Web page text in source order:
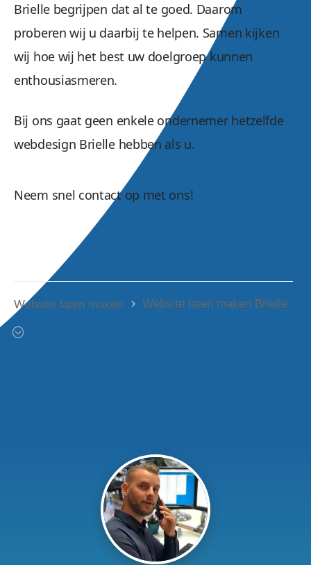
Brielle begrijpen dat al te goed. Daarom
proberen wij u daarbij te helpen. Samen kijken
wij hoe wij het best uw doelgroep kunnen
enthousiasmeren.
Bij ons gaat geen enkele ondernemer hetzelfde
webdesign Brielle hebben als u.
Neem snel contact op met ons!
Website laten maken Website laten maken Brielle